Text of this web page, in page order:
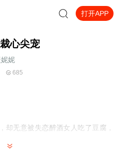
打开APP
心尖宠
妮
685
却无意被失恋醉酒女人吃了豆腐，